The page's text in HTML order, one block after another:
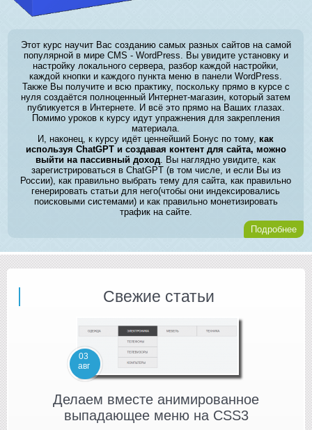
Этот курс научит Вас созданию самых разных сайтов на самой
популярной в мире CMS - WordPress. Вы увидите установку и
настройку локального сервера, разбор каждой настройки,
каждой кнопки и каждого пункта меню в панели WordPress.
Также Вы получите и всю практику, поскольку прямо в курсе с
нуля создаётся полноценный Интернет-магазин, который затем
публикуется в Интернете. И всё это прямо на Ваших глазах.
Помимо уроков к курсу идут упражнения для закрепления
материала.
И, наконец, к курсу идёт ценнейший Бонус по тому,как
используя ChatGPT и создавая контент для сайта, можно
выйти на пассивный доход. Вы наглядно увидите, как
зарегистрироваться в ChatGPT (в том числе, и если Вы из
России), как правильно выбрать тему для сайта, как правильно
генерировать статьи для него(чтобы они индексировались
поисковыми системами) и как правильно монетизировать
трафик на сайте.
Подробнее
Свежие статьи
03
авг
Делаем вместе анимированное
выпадающее меню на CSS3